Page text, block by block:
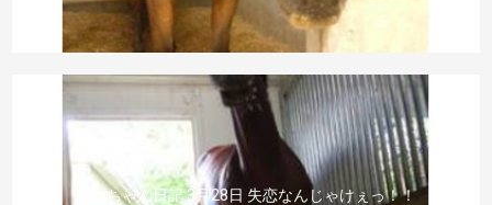
じいちゃん日記 3月28日 失恋なんじゃけぇっ！！